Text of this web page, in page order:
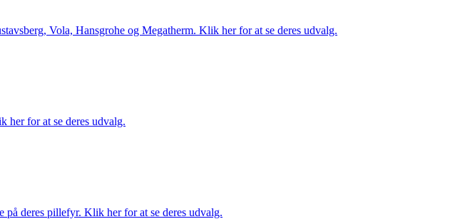
Vola, Hansgrohe og Megatherm. Klik her for at se deres udvalg.
her for at se deres udvalg.
deres pillefyr. Klik her for at se deres udvalg.